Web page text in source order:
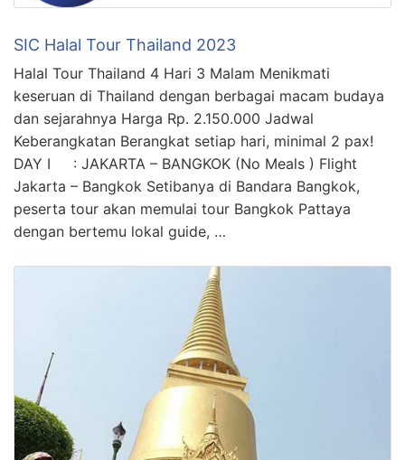
SIC Halal Tour Thailand 2023
Halal Tour Thailand 4 Hari 3 Malam Menikmati
keseruan di Thailand dengan berbagai macam budaya
dan sejarahnya Harga Rp. 2.150.000 Jadwal
Keberangkatan Berangkat setiap hari, minimal 2 pax!
DAY I : JAKARTA – BANGKOK (No Meals ) Flight
Jakarta – Bangkok Setibanya di Bandara Bangkok,
peserta tour akan memulai tour Bangkok Pattaya
dengan bertemu lokal guide, …